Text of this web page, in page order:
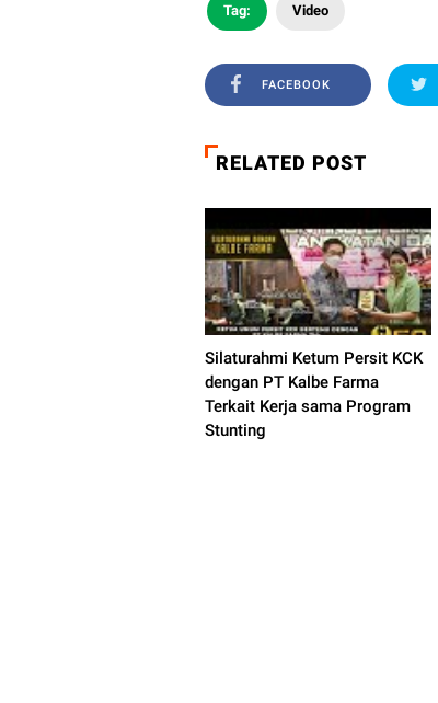
Tag: Video
FACEBOOK
RELATED POST
Silaturahmi Ketum Persit KCK
dengan PT Kalbe Farma
Terkait Kerja sama Program
Stunting